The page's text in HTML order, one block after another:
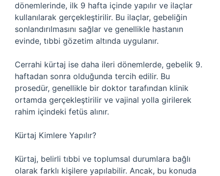
dönemlerinde, ilk 9 hafta içinde yapılır ve ilaçlar
kullanılarak gerçekleştirilir. Bu ilaçlar, gebeliğin
sonlandırılmasını sağlar ve genellikle hastanın
evinde, tıbbi gözetim altında uygulanır.
Cerrahi kürtaj ise daha ileri dönemlerde, gebelik 9.
haftadan sonra olduğunda tercih edilir. Bu
prosedür, genellikle bir doktor tarafından klinik
ortamda gerçekleştirilir ve vajinal yolla girilerek
rahim içindeki fetüs alınır.
Kürtaj Kimlere Yapılır?
Kürtaj, belirli tıbbi ve toplumsal durumlara bağlı
olarak farklı kişilere yapılabilir. Ancak, bu konuda